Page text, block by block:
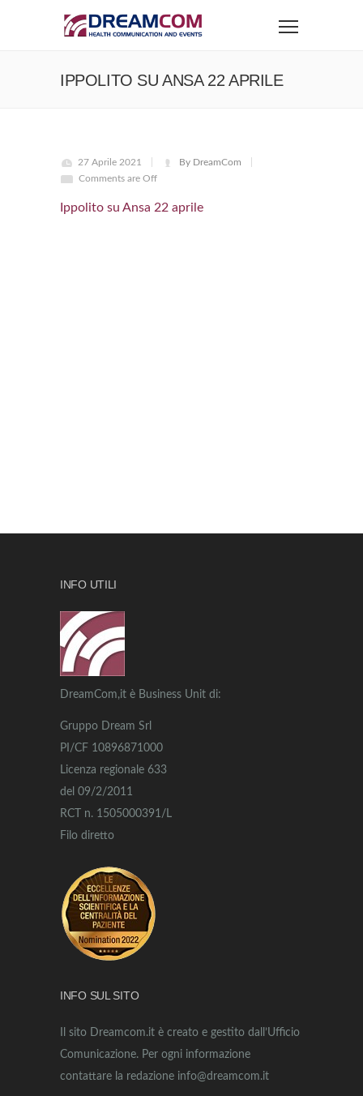
IPPOLITO SU ANSA 22 APRILE
27 Aprile 2021
By DreamCom
Comments are Off
Ippolito su Ansa 22 aprile
INFO UTILI
DreamCom,it è Business Unit di:
Gruppo Dream Srl
PI/CF 10896871000
Licenza regionale 633
del 09/2/2011
RCT n. 1505000391/L
Filo diretto
INFO SUL SITO
Il sito Dreamcom.it è creato e gestito dall’Ufficio
Comunicazione. Per ogni informazione
contattare la redazione info@dreamcom.it